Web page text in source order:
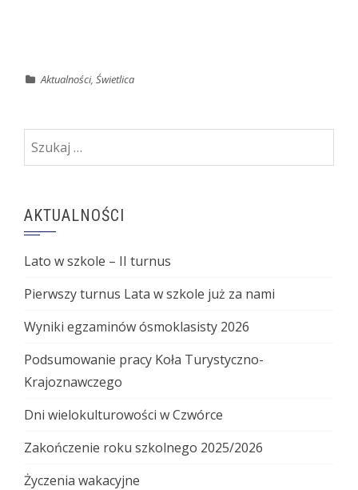
Aktualności,Świetlica
Szukaj:
AKTUALNOŚCI
Lato w szkole – II turnus
Pierwszy turnus Lata w szkole już za nami
Wyniki egzaminów ósmoklasisty 2026
Podsumowanie pracy Koła Turystyczno-
Krajoznawczego
Dni wielokulturowości w Czwórce
Zakończenie roku szkolnego 2025/2026
Życzenia wakacyjne